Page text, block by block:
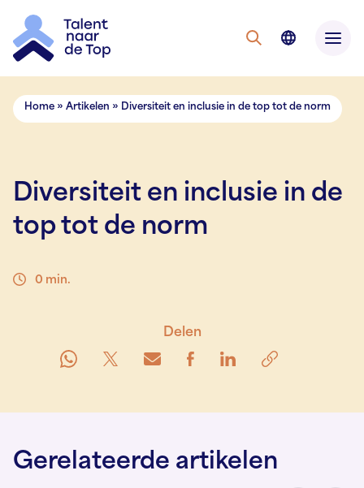
Home » Artikelen » Diversiteit en inclusie in de top tot de norm
Diversiteit en inclusie in de
top tot de norm
0 min.
Delen
Gerelateerde artikelen